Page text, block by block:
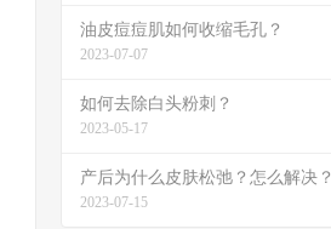
油皮痘痘肌如何收缩毛孔？
2023-07-07
如何去除白头粉刺？
2023-05-17
产后为什么皮肤松弛？怎么解决？
2023-07-15